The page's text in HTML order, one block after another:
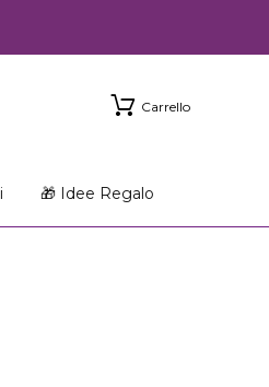
Carrello
🎁 Idee Regalo